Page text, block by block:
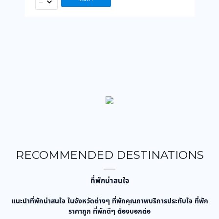
--
RECOMMENDED DESTINATIONS
ที่พักน่าสนใจ
แนะนำที่พักน่าสนใจ ในจังหวัดต่างๆ ที่พักคุณภาพบริการประทับใจ ที่พัก
ราคาถูก ที่พักดีๆ ต้องบอกต่อ